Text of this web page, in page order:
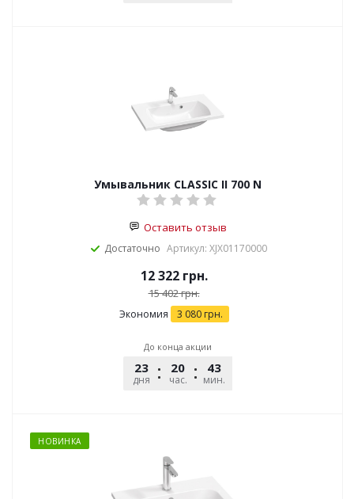
Умывальник CLASSIC II 700 N
Оставить отзыв
Достаточно Артикул: XJX01170000
12 322грн.
15 402грн.
Экономия 3 080грн.
До конца акции
23
дня
20
час.
43
мин.
НОВИНКА